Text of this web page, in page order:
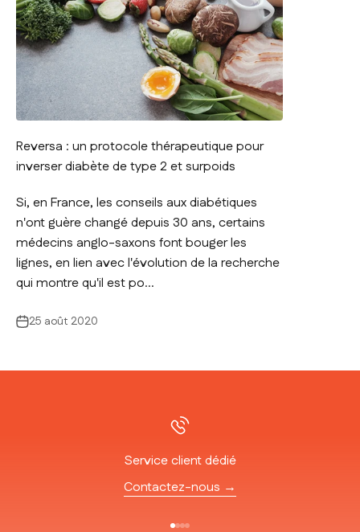
Reversa : un protocole thérapeutique pour
inverser diabète de type 2 et surpoids
Si, en France, les conseils aux diabétiques
n'ont guère changé depuis 30 ans, certains
médecins anglo-saxons font bouger les
lignes, en lien avec l'évolution de la recherche
qui montre qu'il est po...
25 août 2020
Service client dédié
Contactez-nous →